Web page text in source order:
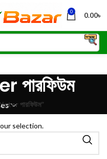
0 0.00৳
পারফিউম
পারফিউম”
selection.